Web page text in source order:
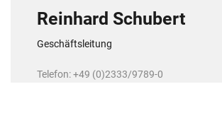
Geschäftsleitung
Reinhard Schubert
Telefon: +49 (0)2333/9789-0